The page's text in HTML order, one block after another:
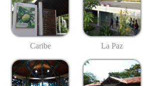
Caribe La Paz